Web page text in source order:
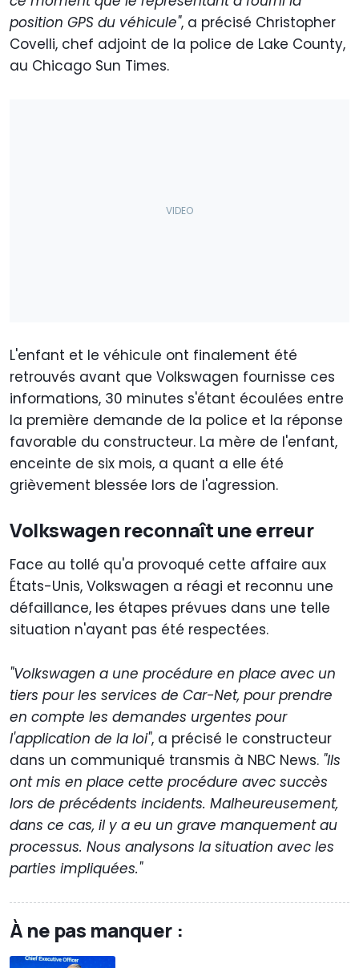
position GPS du véhicule", a précisé Christopher
Covelli, chef adjoint de la police de Lake County,
au Chicago Sun Times.
L'enfant et le véhicule ont finalement été
retrouvés avant que Volkswagen fournisse ces
informations, 30 minutes s'étant écoulées entre
la première demande de la police et la réponse
favorable du constructeur. La mère de l'enfant,
enceinte de six mois, a quant a elle été
grièvement blessée lors de l'agression.
Volkswagen reconnaît une erreur
Face au tollé qu'a provoqué cette affaire aux
États-Unis, Volkswagen a réagi et reconnu une
défaillance, les étapes prévues dans une telle
situation n'ayant pas été respectées.
"Volkswagen a une procédure en place avec un
tiers pour les services de Car-Net, pour prendre
en compte les demandes urgentes pour
l'application de la loi", a précisé le constructeur
dans un communiqué transmis à NBC News. "Ils
ont mis en place cette procédure avec succès
lors de précédents incidents. Malheureusement,
dans ce cas, il y a eu un grave manquement au
processus. Nous analysons la situation avec les
parties impliquées."
À ne pas manquer :